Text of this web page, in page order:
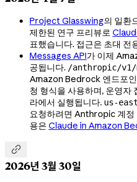
Project Glasswing의 일환
제한된 연구 프리뷰로
표했습니다. 접근은 초대 전
Messages API가 이제
공됩니다. /anthropic/v1/
Amazon Bedrock 엔드포
청 형식을 사용하며, 운영자
라에서 실행됩니다. us-
요청하려면 Anthropic 계정
용은 Claude in Amazon

2026년 3월 30일